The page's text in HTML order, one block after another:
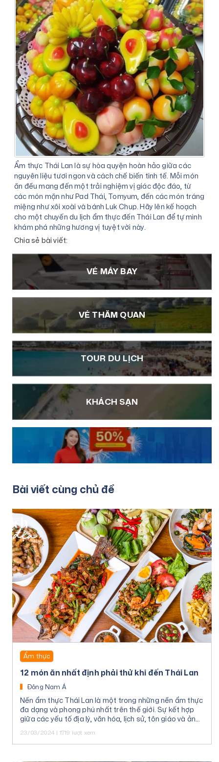
Ẩm thực Thái Lan là sự hòa quyện hoàn hảo giữa các
nguyên liệu tươi ngon và cách chế biến tinh tế. Mỗi món
ăn đều mang đến một trải nghiệm vị giác độc đáo, từ
các món mặn như Pad Thái, Tomyum, đến các món tráng
miệng như xôi xoài và bánh Luk Chup. Hãy lên kế hoạch
cho một chuyến du lịch ẩm thực đến Thái Lan để tự mình
khám phá những hương vị tuyệt vời này.
Chia sẻ bài viết:
VÉ MÁY BAY
VÉ THĂM QUAN
TOUR DU LỊCH
KHÁCH SẠN
Bài viết cùng chủ đề
Ẩm thực
12 món ăn nhất định phải thử khi đến Thái Lan
Đông Nam Á
Nền ẩm thực Thái Lan là một trong những nền ẩm thực
đa dạng và phong phú nhất trên thế giới. Sự kết hợp
giữa các yếu tố địa lý, văn hóa, lịch sử, tôn giáo và ảnh
hưởng từ các nền ẩm thực khác đã tạo ra các món ăn
độc đáo và phong phú
23/03/2024 | 1719 lượt xem